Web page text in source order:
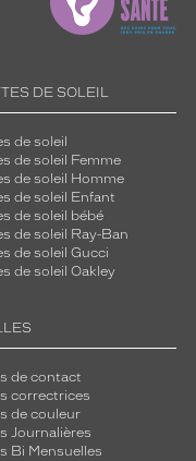
DE SOLEIL
de soleil
de soleil Femme
de soleil Homme
de soleil Enfant
de soleil bébé
de soleil Ray-Ban
de soleil Gucci
de soleil Oakley
de contact
correctrices
de couleur
Journalières
Bi Mensuelles